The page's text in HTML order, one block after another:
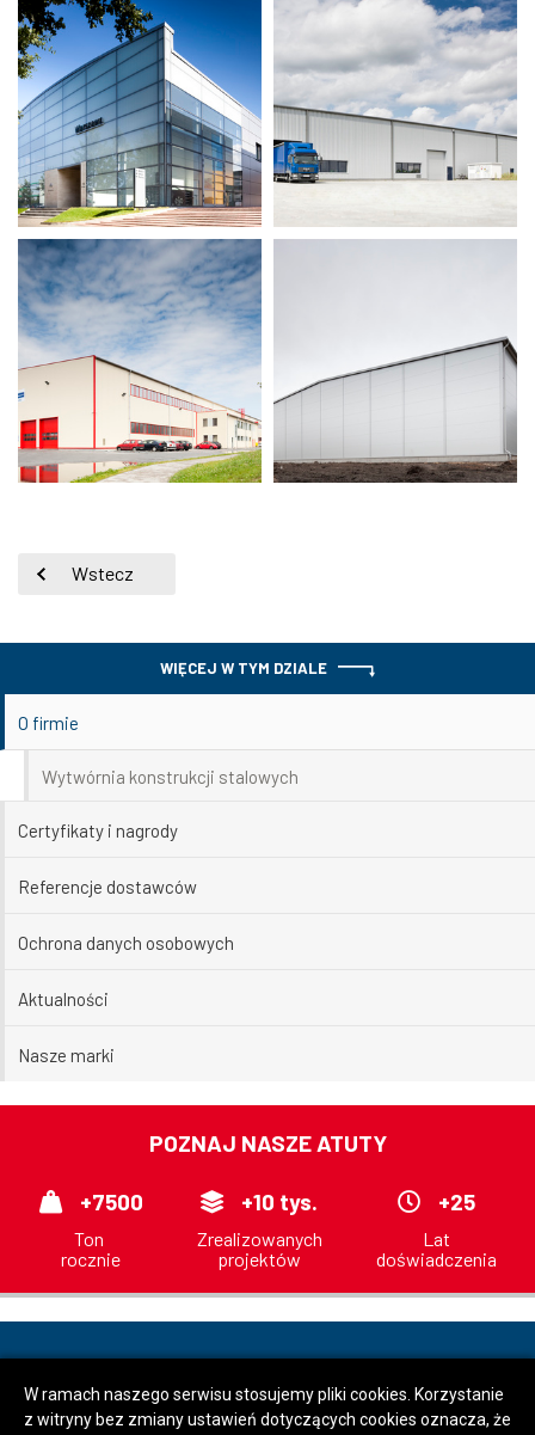
WIĘCEJ W TYM DZIALE
O firmie
Wytwórnia konstrukcji stalowych
Certyfikaty i nagrody
Referencje dostawców
Ochrona danych osobowych
Aktualności
Nasze marki
Wstecz
POZNAJ NASZE ATUTY
+7500
Ton
rocznie
+10 tys.
Zrealizowanych
projektów
+25
Lat
doświadczenia
© 2026 | TRASKO-STAL Sp. z o. o.
W ramach naszego serwisu stosujemy pliki cookies. Korzystanie
z witryny bez zmiany ustawień dotyczących cookies oznacza, że